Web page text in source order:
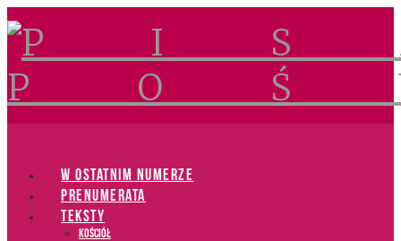
W OSTATNIM NUMERZE
PRENUMERATA
TEKSTY
Kościół